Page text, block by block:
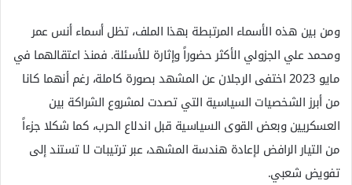
ومن بين هذه الأسماء المرتبطة بهذا الملف، تظل أسماء أنس عمر
ومحمد علي الجزولي الأكثر حضوراً وإثارة للأسئلة. فمنذ اعتقالهما في
مايو 2023 اختفى الرجلان عن المشهد بصورة كاملة، رغم أنهما كانا
من أبرز الشخصيات السياسية التي تصدت لمشروع الشراكة بين
العسكريين وبعض القوى السياسية قبل اندلاع الحرب، كما شكلا جزءاً
من التيار الرافض لإعادة هندسة المشهد، عبر ترتيبات لا تستند إلى
تفويض شعبي.